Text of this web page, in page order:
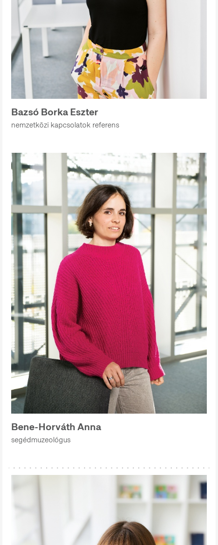
Bazsó Borka Eszter
nemzetközi kapcsolatok referens
Bene-Horváth Anna
segédmuzeológus